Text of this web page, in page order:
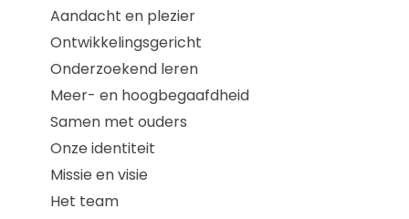
Aandacht en plezier
Ontwikkelingsgericht
Onderzoekend leren
Meer- en hoogbegaafdheid
Samen met ouders
Onze identiteit
Missie en visie
Het team